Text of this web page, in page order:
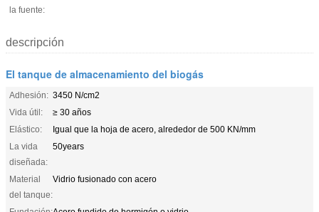
la fuente:
descripción
El tanque de almacenamiento del biogás
Adhesión: 3450 N/cm2
Vida útil:
≥ 30 años
Elástico:
Igual que la hoja de acero, alrededor de 500 KN/mm
La vida
diseñada:
50years
Material
del tanque:
Vidrio fusionado con acero